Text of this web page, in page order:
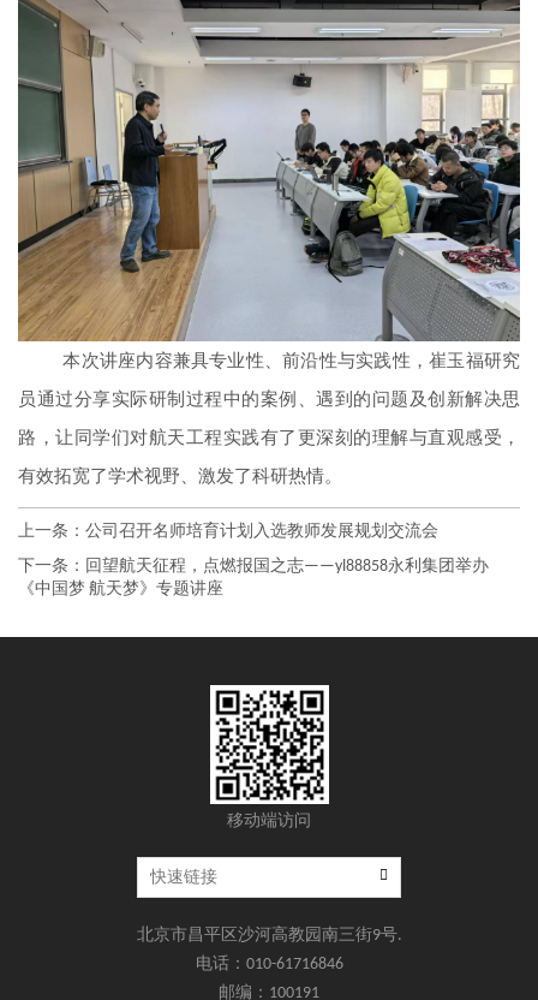
本次讲座内容兼具专业性、前沿性与实践性，崔玉福研究
员通过分享实际研制过程中的案例、遇到的问题及创新解决思
路，让同学们对航天工程实践有了更深刻的理解与直观感受，
有效拓宽了学术视野、激发了科研热情。
上一条： 公司召开名师培育计划入选教师发展规划交流会
下一条： 回望航天征程，点燃报国之志——yl88858永利集团举办
《中国梦 航天梦》专题讲座
移动端访问
北京市昌平区沙河高教园南三街9号.
电话：010-61716846
邮编：100191